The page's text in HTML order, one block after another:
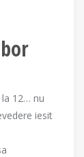
12… nu
iesit